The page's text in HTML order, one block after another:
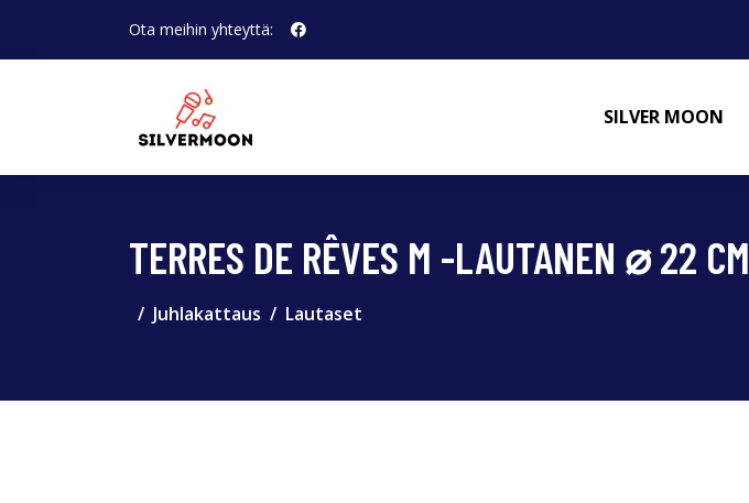
Ota meihin yhteyttä:
SILVER MOON
TERRES DE RÊVES M -LAUTANEN ⌀ 22 CM
Juhlakattaus Lautaset